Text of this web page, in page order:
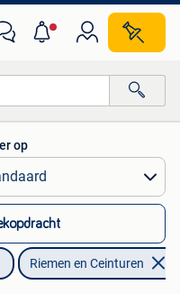
op
Riemen en Ceinturen